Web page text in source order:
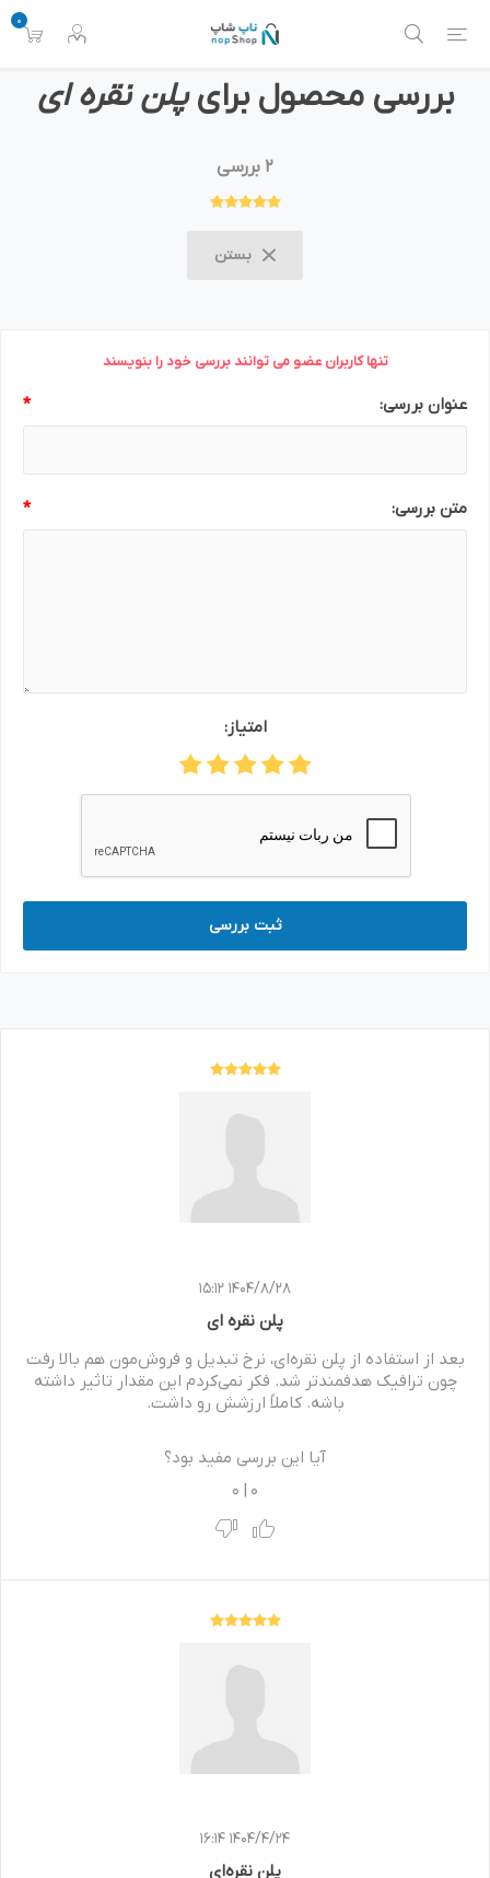
0
بررسی محصول برایپلن نقره ای
2 بررسی
بستن
تنها کاربران عضو می توانند بررسی خود را بنویسند
عنوان بررسی: *
متن بررسی: *
امتیاز:
ثبت بررسی
1404/8/28 15:12
پلن نقره ای
بعد از استفاده از پلن نقره‌ای، نرخ تبدیل و فروش‌مون هم بالا رفت
چون ترافیک هدفمندتر شد. فکر نمی‌کردم این مقدار تاثیر داشته
باشه. کاملاً ارزشش رو داشت.
آیا این بررسی مفید بود؟
0
|
0
1404/4/24 16:14
پلن نقره‌ای